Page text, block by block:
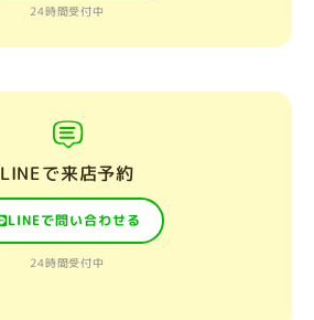
24時間受付中
LINEで来店予約
LINEで問い合わせる
24時間受付中